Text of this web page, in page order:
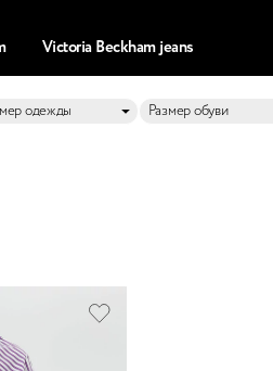
Victoria Beckham jeans
одежды Размер обуви